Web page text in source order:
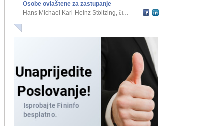
Osobe ovlaštene za zastupanje
Hans Michael Karl-Heinz Stöltzing, član uprave